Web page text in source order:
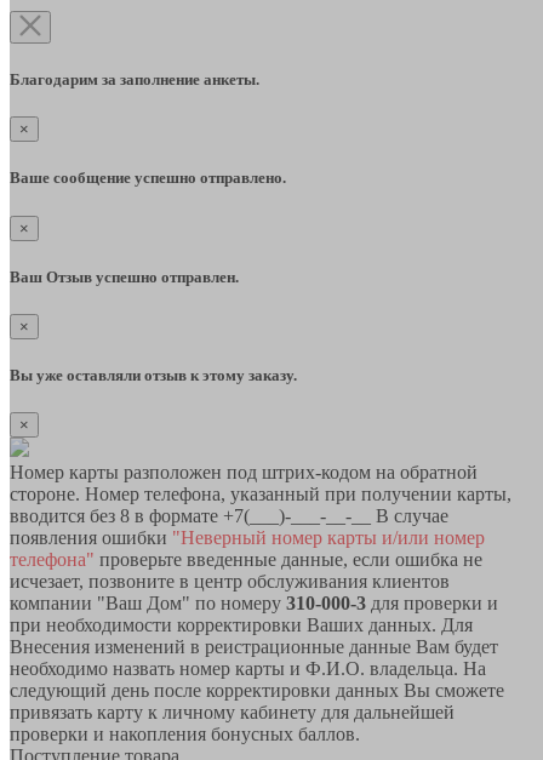
Благодарим за заполнение анкеты.
×
Ваше сообщение успешно отправлено.
×
Ваш Отзыв успешно отправлен.
×
Вы уже оставляли отзыв к этому заказу.
×
Номер карты разположен под штрих-кодом на обратной
стороне. Номер телефона, указанный при получении карты,
вводится без 8 в формате +7(___)-___-__-__ В случае
появления ошибки "Неверный номер карты и/или номер
телефона" проверьте введенные данные, если ошибка не
исчезает, позвоните в центр обслуживания клиентов
компании "Ваш Дом" по номеру 310-000-3 для проверки и
при необходимости корректировки Ваших данных. Для
Внесения изменений в реистрационные данные Вам будет
необходимо назвать номер карты и Ф.И.О. владельца. На
следующий день после корректировки данных Вы сможете
привязать карту к личному кабинету для дальнейшей
проверки и накопления бонусных баллов.